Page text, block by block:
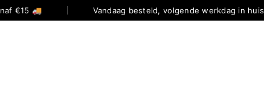
€15 🚚 Vandaag besteld, volgende werkdag in huis